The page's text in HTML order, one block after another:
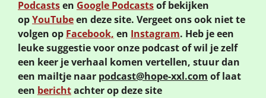
Podcastsen Google Podcastsof bekijken
opYouTubeen deze site. Vergeet ons ook niet te
volgen op Facebook, en Instagram. Heb je een
leuke suggestie voor onze podcast of wil je zelf
een keer je verhaal komen vertellen, stuur dan
een mailtje naar podcast@hope-xxl.com of laat
een berichtachter op deze site